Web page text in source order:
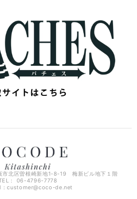
北区曽根崎新地1-8-19 梅新ビル地下１階
： 06-4796-7778
customer@coco-de.net